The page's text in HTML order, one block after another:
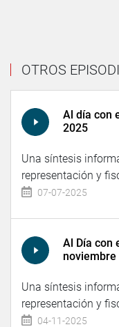
OTROS
Al día con
2025
Una síntesis
representación y
07-07-2025
Al Día con
noviembre
Una síntesis
representación y
04-11-2025